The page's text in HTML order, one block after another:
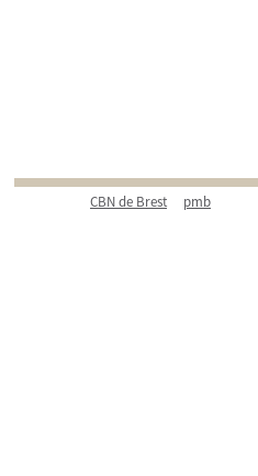
CBN de Brest pmb